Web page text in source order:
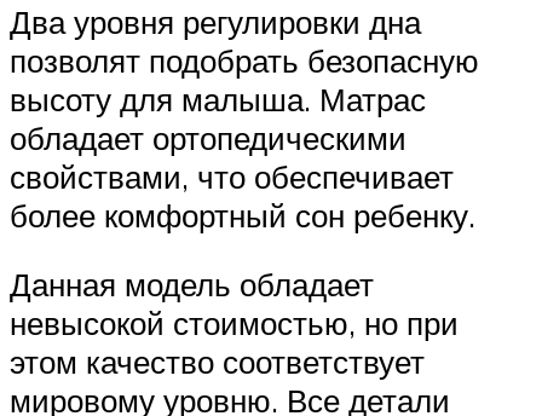
Два уровня регулировки дна
позволят подобрать безопасную
высоту для малыша. Матрас
обладает ортопедическими
свойствами, что обеспечивает
более комфортный сон ребенку.
Данная модель обладает
невысокой стоимостью, но при
этом качество соответствует
мировому уровню. Все детали